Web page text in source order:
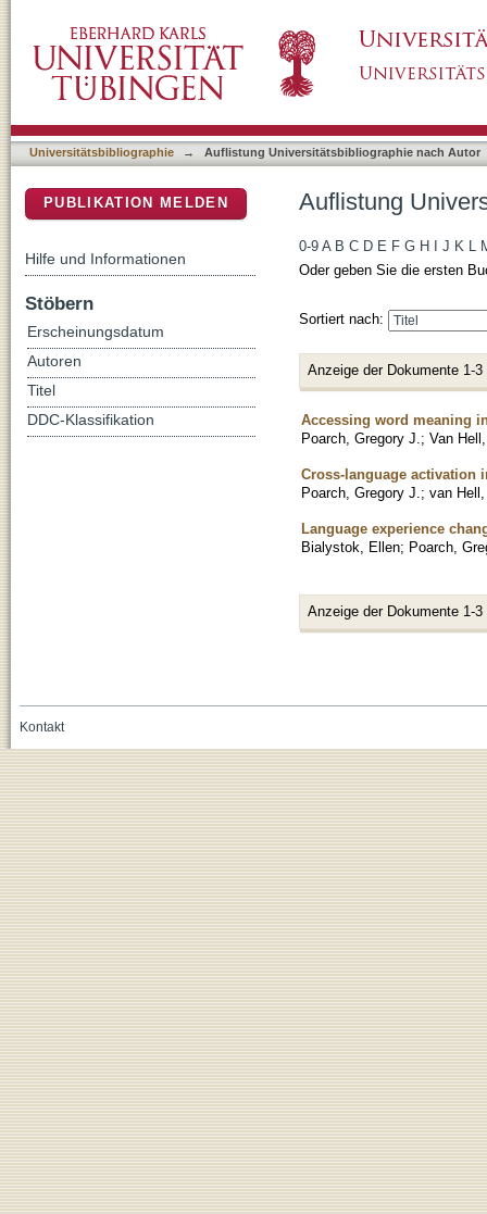
Universitätsbibliographie → Auflistung Universitätsbibliographie nach Autor
Auflistung
0-9 A B C D E F G H J K L
Oder geben Sie die ersten
Sortiert nach:
Anzeige der Dokumente 1-3
Accessing word meaning
Poarch, Gregory J. ; Van
Cross-language activation
Poarch, Gregory J. ; van
Language experience
Bialystok, Ellen; Poarch,
Anzeige der Dokumente 1-3
PUBLIKATION MELDEN
Hilfe und Informationen
Stöbern
Erscheinungsdatum
Autoren
Titel
DDC-Klassifikation
Kontakt